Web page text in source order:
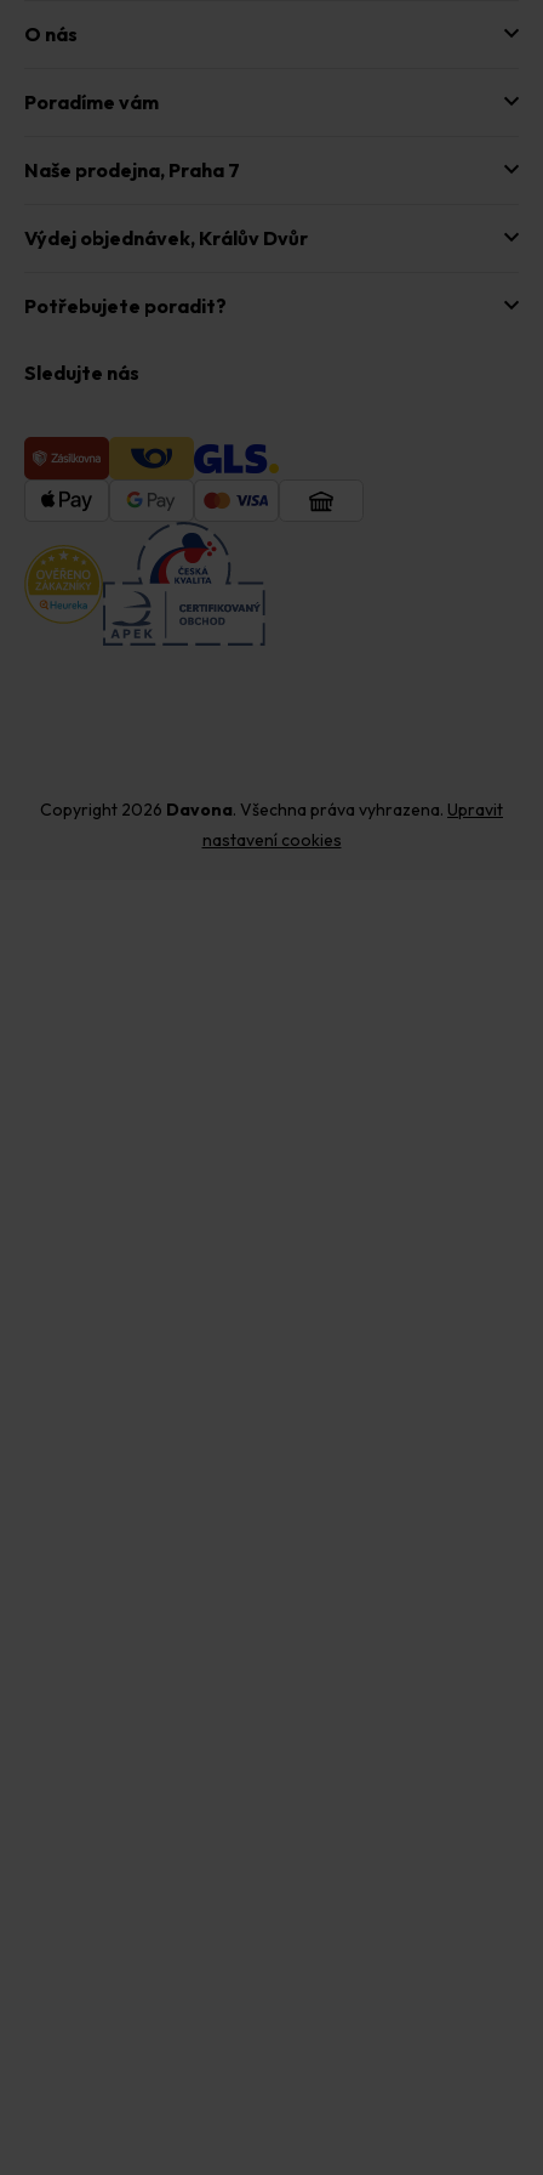
O nás
Poradíme vám
Naše prodejna, Praha 7
Výdej objednávek, Králův Dvůr
Potřebujete poradit?
Sledujte nás
Copyright 2026 Davona. Všechna práva vyhrazena. Upravit
nastavení cookies